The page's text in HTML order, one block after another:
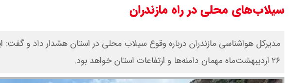
سیلاب‌های محلی در راه مازندران
مدیرکل هواشناسی مازندران درباره وقوع سیلاب محلی در استان هشدار داد و گفت:
۲۶ اردیبهشت‌ماه مهمان دامنه‌ها و ارتفاعات استان خواهد بود.